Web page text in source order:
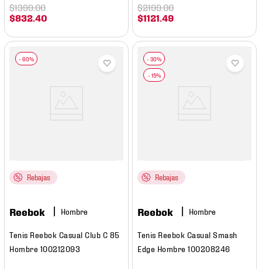
$832 .40
$1399.00
$1121 .49
$2199.00
Rebajas
Reebok Hombre
Tenis Reebok Casual Club C 85
Hombre 100212093
Rebajas
Reebok Hombre
Tenis Reebok Casual Smash
Edge Hombre 100208246